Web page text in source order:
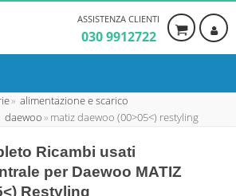
ASSISTENZA CLIENTI
030 9912722
alimentazione e scarico
daewoo matiz daewoo (00>05<) restyling
Ricambi usati
per Daewoo MATIZ
Restyling